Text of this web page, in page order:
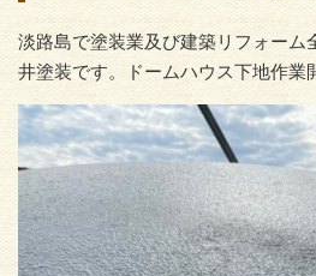
淡路島で塗装業及び建築リフォーム
井塗装です。ドームハウス下地作業